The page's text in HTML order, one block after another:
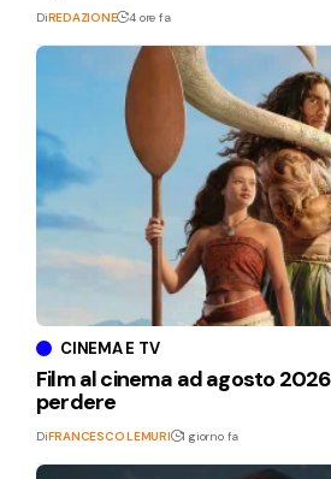
DiREDAZIONE 4 ore fa
CINEMA E TV
Film al cinema ad agosto
perdere
DiFRANCESCO LEMURI 1 giorno fa